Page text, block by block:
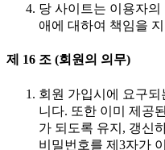
당 사이트는 이용자
애에 대하여 책임을
제 16 조 (회원의 의무)
회원 가입시에 요구
니다. 또한 이미 제공
가 되도록 유지, 갱신
비밀번호를 제3자가